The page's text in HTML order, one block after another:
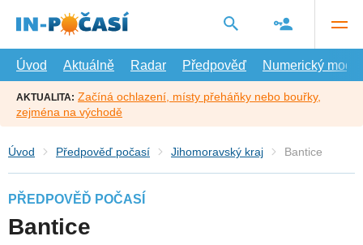
hlavní
Úvod
Aktuálně Radar Předpověď Numerický model
AKTUALITA: Začíná ochlazení, místy přeháňky nebo bouřky,
zejména na východě
Úvod Předpověď počasí Jihomoravský kraj Bantice
PŘEDPOVĚĎ POČASÍ
Bantice